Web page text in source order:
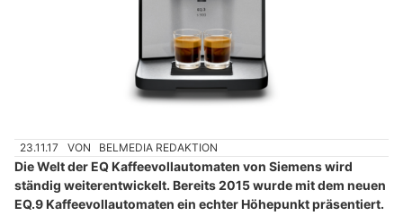
23.11.17 VON BELMEDIA REDAKTION
Die Welt der EQ Kaffeevollautomaten von Siemens wird
ständig weiterentwickelt. Bereits 2015 wurde mit dem neuen
EQ.9 Kaffeevollautomaten ein echter Höhepunkt präsentiert.